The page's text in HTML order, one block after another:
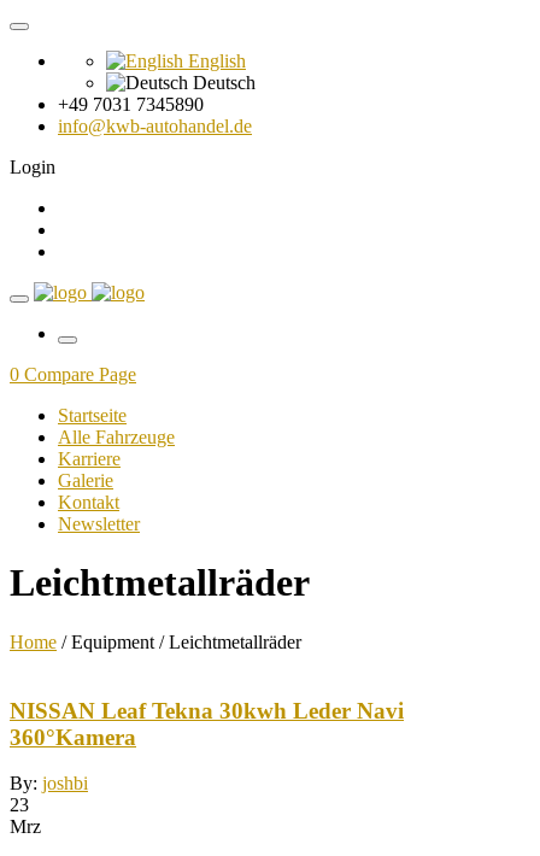
English
Deutsch
+49 7031 7345890
info@kwb-autohandel.de
Login
0 Compare Page
Startseite
Alle Fahrzeuge
Karriere
Galerie
Kontakt
Newsletter
Leichtmetallräder
Home / Equipment / Leichtmetallräder
NISSAN Leaf Tekna 30kwh Leder Navi
360°Kamera
By: joshbi
23
Mrz